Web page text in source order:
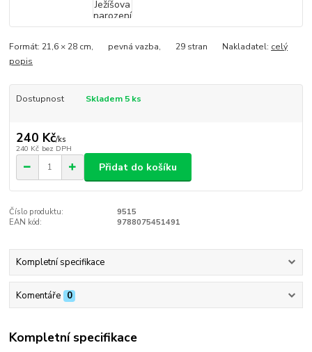
Formát: 21,6 × 28 cm, pevná vazba, 29 stran Nakladatel: celý
popis
Dostupnost Skladem 5 ks
240 Kč/ks
240 Kč bez DPH
Přidat do košíku
Číslo produktu:
9515
EAN kód:
9788075451491
Kompletní specifikace
Komentáře 0
Kompletní specifikace